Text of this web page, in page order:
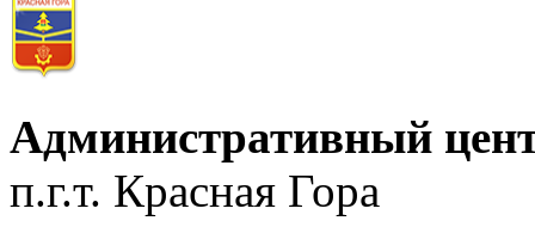
Административный
п.г.т. Красная Гора